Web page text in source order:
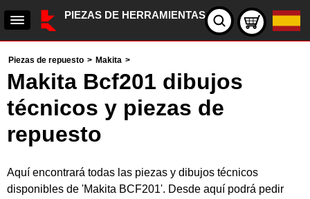
PIEZAS DE HERRAMIENTAS
Piezas de repuesto > Makita >
Makita Bcf201 dibujos
técnicos y piezas de
repuesto
Aquí encontrará todas las piezas y dibujos técnicos
disponibles de 'Makita BCF201'. Desde aquí podrá pedir